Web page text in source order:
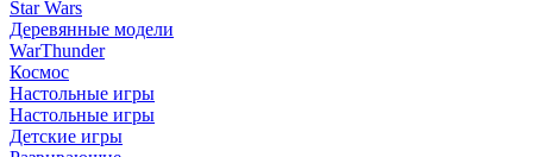
Star Wars
Деревянные модели
WarThunder
Космос
Настольные игры
Настольные игры
Детские игры